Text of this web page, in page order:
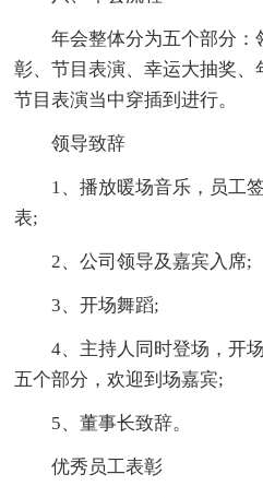
年会整体分为五个部分：
彰、节目表演、幸运大抽奖
节目表演当中穿插到进行。
领导致辞
1、播放暖场音乐，员工
表;
2、公司领导及嘉宾入席;
3、开场舞蹈;
4、主持人同时登场，开
五个部分，欢迎到场嘉宾;
5、董事长致辞。
优秀员工表彰